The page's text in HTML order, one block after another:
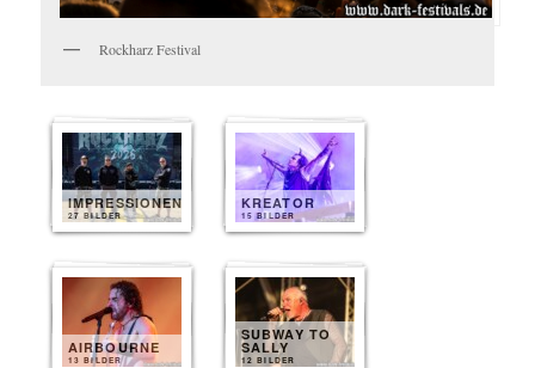
Rockharz Festival
IMPRESSIONEN
27 BILDER
KREATOR
15 BILDER
AIRBOURNE
13 BILDER
SUBWAY TO
SALLY
12 BILDER